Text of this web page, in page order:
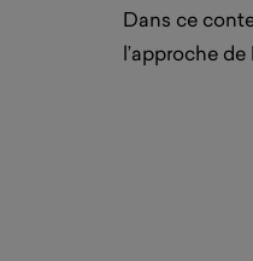
Dans ce
l’approche